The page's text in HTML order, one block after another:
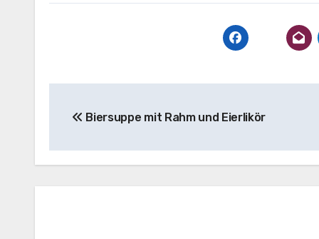
Biersuppe mit Rahm und Eierlikör